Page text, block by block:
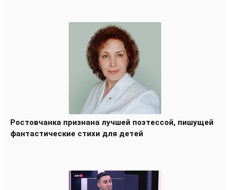
Ростовчанка признана лучшей поэтессой, пишущей
фантастические стихи для детей